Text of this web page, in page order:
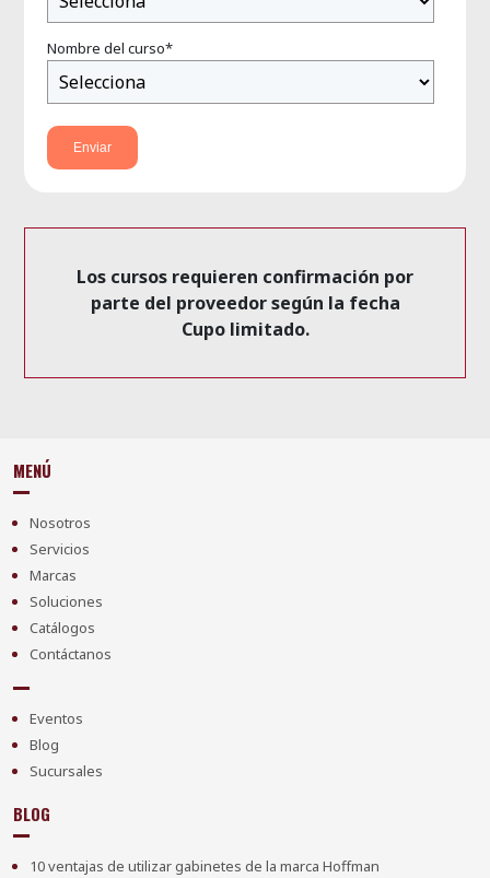
Nombre del curso*
Los cursos requieren confirmación por
parte del proveedor según la fecha
Cupo limitado.
MENÚ
Nosotros
Servicios
Marcas
Soluciones
Catálogos
Contáctanos
Eventos
Blog
Sucursales
BLOG
10 ventajas de utilizar gabinetes de la marca Hoffman